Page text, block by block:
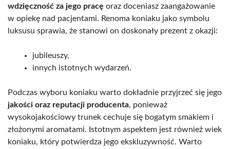
wdzięczność za jego pracę oraz doceniasz zaangażowanie
w opiekę nad pacjentami. Renoma koniaku jako symbolu
luksusu sprawia, że stanowi on doskonały prezent z okazji:
jubileuszy,
innych istotnych wydarzeń.
Podczas wyboru koniaku warto dokładnie przyjrzeć się jego
jakości oraz reputacji producenta, ponieważ
wysokojakościowy trunek cechuje się bogatym smakiem i
złożonymi aromatami. Istotnym aspektem jest również wiek
koniaku, który potwierdza jego ekskluzywność. Warto